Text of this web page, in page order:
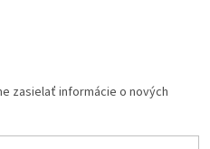
zasielať informácie o nových